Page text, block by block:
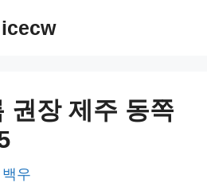
icecw
권장 제주 동쪽
백우